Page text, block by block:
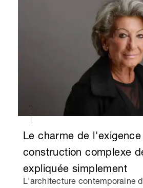
Le charme de
construction complexe
expliquée simplement
L'architecture contemporaine